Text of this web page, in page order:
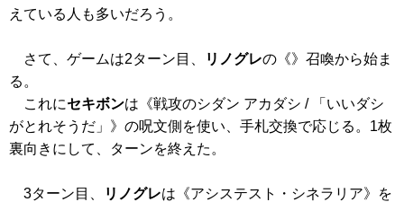
えている人も多いだろう。
さて、ゲームは2ターン目、 リノグレの 《》 召喚から始ま
る。
これにセキボンは 《戦攻のシダン アカダシ / 「いいダシ
がとれそうだ」》 の呪文側を使い、手札交換で応じる。1枚
裏向きにして、ターンを終えた。
3ターン目、 リノグレは 《アシステスト・シネラリア》
を